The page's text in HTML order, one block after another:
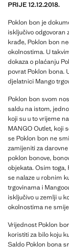
PRIJE 12.12.2018.
Poklon bon je
isključivo odgovoran
krađe, Poklon bon
okolnostima. U
dokaza o plaćanju
povrat Poklon bona.
djelatnici Mango
Poklon bon svom
saldu na istom,
koji su u to vrijeme
MANGO Outlet, koji
se Poklon bon ne
zamijeniti za
poklon bonove,
objekata. Osim toga,
se nalaze u robnim
trgovinama i
isključivo u zemlji u
okolnostima ne
Vrijednost Poklon
koristiti za bilo koju
Saldo Poklon bona